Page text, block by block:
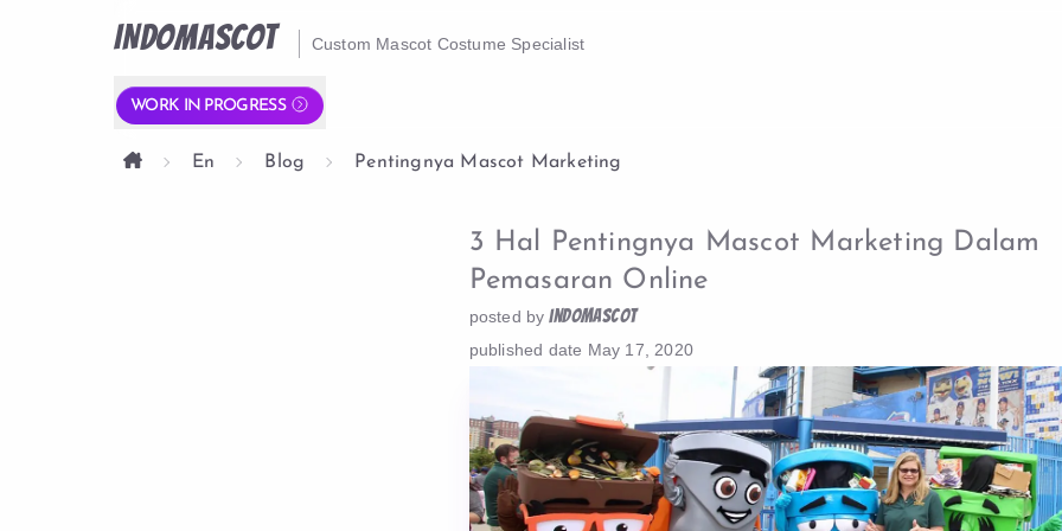
INDOMASCOT Custom Mascot Costume Specialist
WORK IN PROGRESS
En Blog Pentingnya Mascot Marketing
3 Hal Pentingnya Mascot Marketing Dalam
Pemasaran Online
posted by indomascot
published date May 17, 2020